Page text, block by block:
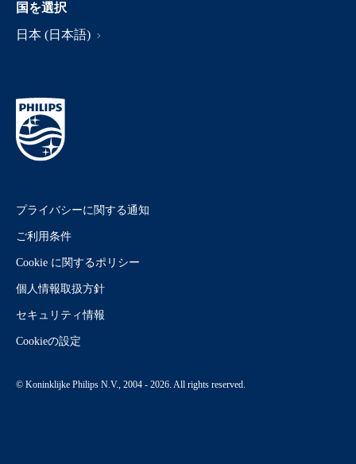
国を選択
日本 (日本語)
プライバシーに関する通知
ご利用条件
Cookie に関するポリシー
個人情報取扱方針
セキュリティ情報
Cookieの設定
© Koninklijke Philips N.V., 2004 - 2026. All rights reserved.